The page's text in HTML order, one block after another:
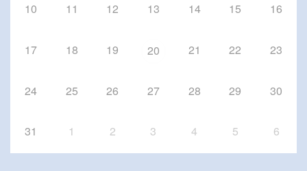
10 11 12 13 14 15 16
17 18 19 20 21 22 23
24 25 26 27 28 29 30
31 1 2 3 4 5 6